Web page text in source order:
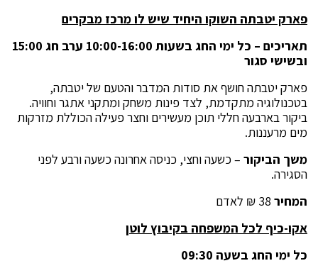
פארק יטבתה השוקו היחיד שיש לו מרכז מבקרים
תאריכים – כל ימי החג בשעות 10:00-16:00 ערב חג 15:00
ובשישי סגור
פארק יטבתה חושף את סודות המדבר והטעם של יטבתה,
בטכנולוגיה מתקדמת, לצד פינות משחק ומתקני אתגר וחוויה.
ביקור בארבעה חללי תוכן מעשירים וחצר פעילה הכוללת מזרקות
מים מרעננות.
משך הביקור– כשעה וחצי, כניסה אחרונה כשעה ורבע לפני
הסגירה.
המחיר38 ₪ לאדם
אקו-כיף לכל המשפחה בקיבוץ לוטן
כל ימי החג בשעה 09:30